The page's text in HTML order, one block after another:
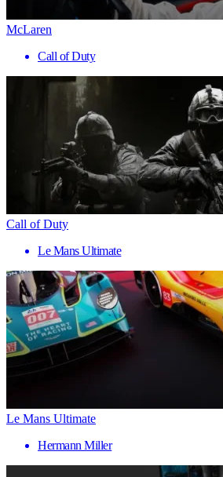
McLaren
Call of Duty
Call of Duty
Le Mans Ultimate
Le Mans Ultimate
Hermann Miller